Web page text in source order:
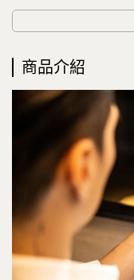
商品介紹